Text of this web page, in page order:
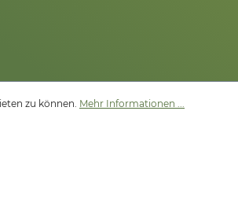
zu können. Mehr Informationen ...